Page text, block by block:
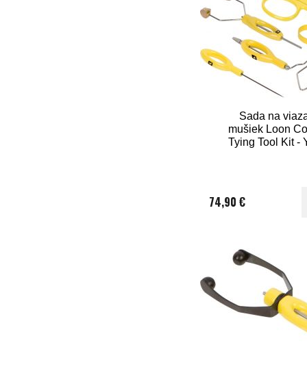
Sada na
mušiek Loon
Tying Tool Kit -
74,90 €